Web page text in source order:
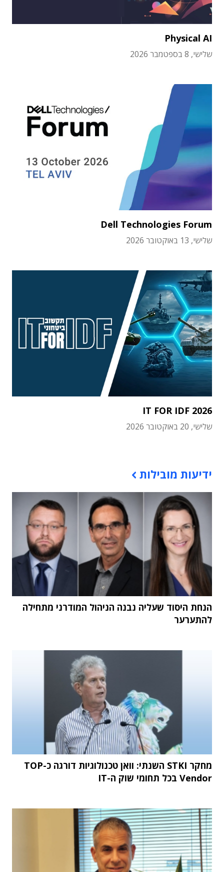
Physical AI
שלישי, 8 בספטמבר 2026
Dell Technologies Forum
שלישי, 13 באוקטובר 2026
IT FOR IDF 2026
שלישי, 20 באוקטובר 2026
ידיעות מובילות
הנחת היסוד שעליה נבנה הניהול המודרני מתחילה
להתערער
מחקר STKI השנתי: וואן טכנולוגיות דורגה כ-TOP
Vendor בכל תחומי שוק ה-IT